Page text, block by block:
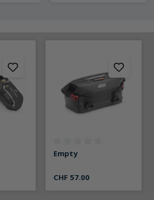
Bewertung von 0 von 5 Sternen
Durchschnittliche Bewertung
Empty
CHF 57.00